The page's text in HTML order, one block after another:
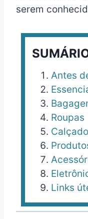
serem
Antes
Roupas
Links